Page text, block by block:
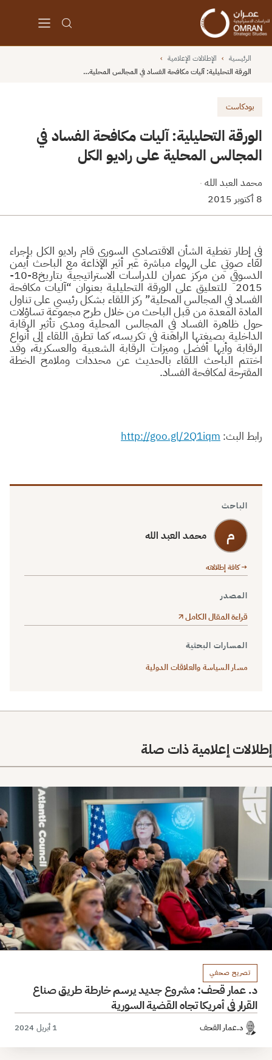
الرئيسية › الإطلالات الإعلامية ›
الورقة التحليلية: آليات مكافحة الفساد في المجالس المحلية…
بودكاست
الورقة التحليلية: آليات مكافحة الفساد في
المجالس المحلية على راديو الكل
محمد العبد الله ·
8 أكتوبر 2015
في إطار تغطية الشأن الاقتصادي السوري قام راديو الكل بإجراء
لقاء صوتي على الهواء مباشرة عبر أثير الإذاعة مع الباحث أيمن
الدسوقي من مركز عمران للدراسات الاستراتيجية بتاريخ8-10-
2015 للتعليق على الورقة التحليلية بعنوان “آليات مكافحة
الفساد في المجالس المحلية” ركز اللقاء بشكل رئيسي على تناول
المادة المعدة من قبل الباحث من خلال طرح مجموعة تساؤلات
حول ظاهرة الفساد في المجالس المحلية ومدى تأثير الرقابة
الداخلية بصيغتها الراهنة في تكريسه، كما تطرق اللقاء إلى أنواع
الرقابة وأيها أفضل وميزات الرقابة الشعبية والعسكرية، وقد
اختتم الباحث اللقاء بالحديث عن محددات وملامح الخطة
المقترحة لمكافحة الفساد.
رابط البث: http://goo.gl/2Q1iqm
الباحث
م محمد العبد الله
→ كافة إطلالاته
المصدر
قراءة المقال الكامل
المسارات البحثية
مسار السياسة والعلاقات الدولية
إطلالات إعلامية ذات صلة
تصريح صحفي
د. عمار قحف: مشروع جديد يرسم خارطة طريق صناع
القرار في أمريكا تجاه القضية السورية
د.عمار القحف 1 أبريل 2024